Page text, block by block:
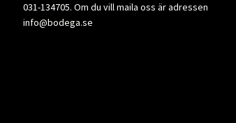
031-134705. Om du vill maila oss är adressen
info@bodega.se